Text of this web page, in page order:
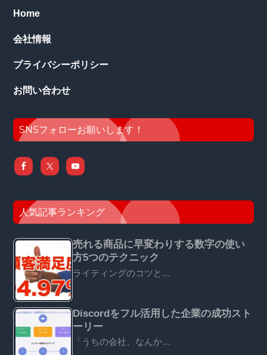
Home
会社情報
プライバシーポリシー
お問い合わせ
SNSフォローお願いします！
人気記事ランキング
売れる商品に早変わりする数字の使い
方5つのテクニック
ライティングのコツと…
Discordをフル活用した企業の成功スト
ーリー
「うちの会社、なんか…